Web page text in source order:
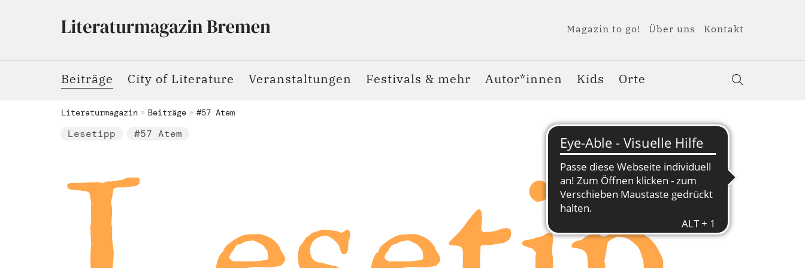
Magazin to go! Über uns Kontakt
Beiträge City of Literature Veranstaltungen Festivals & mehr Autor*innen Kids Orte
Literaturmagazin Beiträge #57 Atem
Lesetipp #57 Atem